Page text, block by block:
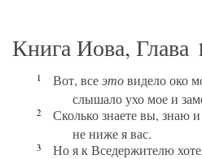
Книга Иова, Глава
1 Вот, всеэтовидело око
слышало ухо мое и
2
Сколько знаете вы, знаю и
не ниже я вас.
3
Но я к Вседержителю